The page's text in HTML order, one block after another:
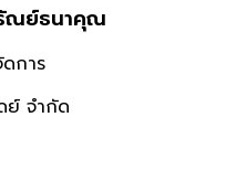
ณย์ธนาคุณ
การ
ย์ จำกัด